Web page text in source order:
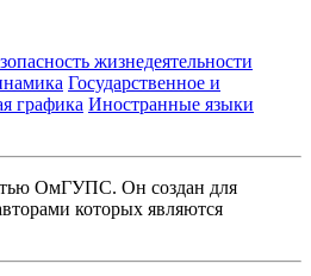
жизнедеятельности
Государственное и
графика Иностранные языки
ОмГУПС. Он создан для
которых являются